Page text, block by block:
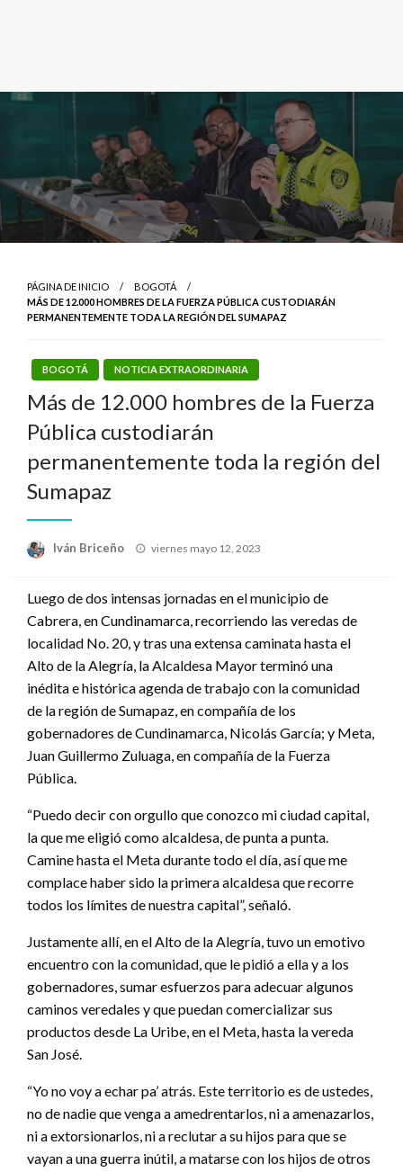
PÁGINA DE INICIO
BOGOTÁ
MÁS DE 12.000 HOMBRES DE LA FUERZA PÚBLICA CUSTODIARÁN
PERMANENTEMENTE TODA LA REGIÓN DEL SUMAPAZ
BOGOTÁ NOTICIA EXTRAORDINARIA
Más de 12.000 hombres de la Fuerza
Pública custodiarán
permanentemente toda la región del
Sumapaz
Iván Briceño
Publicado
viernes mayo 12, 2023
Luego de dos intensas jornadas en el municipio de
Cabrera, en Cundinamarca, recorriendo las veredas de
localidad No. 20, y tras una extensa caminata hasta el
Alto de la Alegría, la Alcaldesa Mayor terminó una
inédita e histórica agenda de trabajo con la comunidad
de la región de Sumapaz, en compañía de los
gobernadores de Cundinamarca, Nicolás García; y Meta,
Juan Guillermo Zuluaga, en compañía de la Fuerza
Pública.
“Puedo decir con orgullo que conozco mi ciudad capital,
la que me eligió como alcaldesa, de punta a punta.
Camine hasta el Meta durante todo el día, así que me
complace haber sido la primera alcaldesa que recorre
todos los límites de nuestra capital”, señaló.
Justamente allí, en el Alto de la Alegría, tuvo un emotivo
encuentro con la comunidad, que le pidió a ella y a los
gobernadores, sumar esfuerzos para adecuar algunos
caminos veredales y que puedan comercializar sus
productos desde La Uribe, en el Meta, hasta la vereda
San José.
“Yo no voy a echar pa’ atrás. Este territorio es de ustedes,
no de nadie que venga a amedrentarlos, ni a amenazarlos,
ni a extorsionarlos, ni a reclutar a su hijos para que se
vayan a una guerra inútil, a matarse con los hijos de otros